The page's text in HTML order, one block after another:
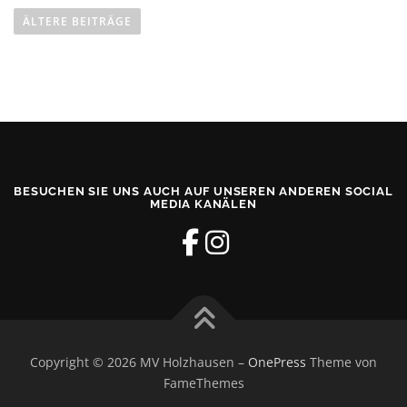
e
n
ÄLTERE BEITRÄGE
BESUCHEN SIE UNS AUCH AUF UNSEREN ANDEREN SOCIAL
MEDIA KANÄLEN
Copyright © 2026 MV Holzhausen – OnePress Theme von
FameThemes